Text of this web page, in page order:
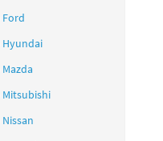
Ford
Hyundai
Mazda
Mitsubishi
Nissan